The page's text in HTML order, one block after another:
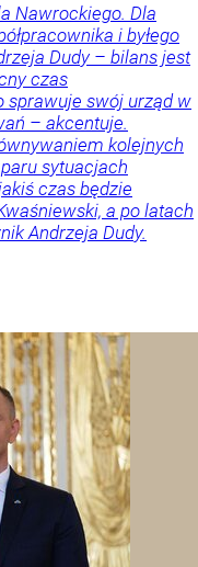
Nawrockiego. Dla
i byłego
Dudy – bilans jest
czas
sprawuje swój urząd w
– akcentuje.
kolejnych
sytuacjach
czas będzie
a po latach
Andrzeja Dudy.